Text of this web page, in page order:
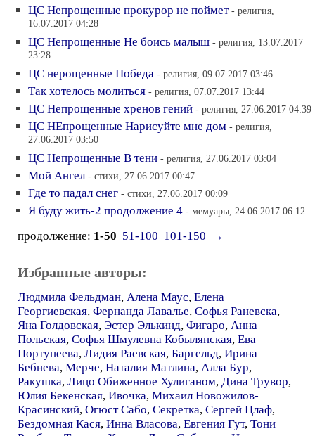
ЦС Непрощенные прокурор не поймет - религия,
16.07.2017 04:28
ЦС Непрощенные Не боись малыш - религия, 13.07.2017
23:28
ЦС нерощенные Победа - религия, 09.07.2017 03:46
Так хотелось молиться - религия, 07.07.2017 13:44
ЦС Непрощенные хренов гений - религия, 27.06.2017 04:39
ЦС НЕпрощенные Нарисуйте мне дом - религия,
27.06.2017 03:50
ЦС Непрощенные В тени - религия, 27.06.2017 03:04
Мой Ангел - стихи, 27.06.2017 00:47
Где то падал снег - стихи, 27.06.2017 00:09
Я буду жить-2 продолжение 4 - мемуары, 24.06.2017 06:12
продолжение: 1-50 51-100 101-150 →
Избранные авторы:
Людмила Фельдман, Алена Маус, Елена
Георгиевская, Фернанда Лавалье, Софья Раневска,
Яна Голдовская, Эстер Элькинд, Фигаро, Анна
Польская, Софья Шмулевна Кобылянская, Ева
Портупеева, Лидия Раевская, Баргельд, Ирина
Бебнева, Мерче, Наталия Матлина, Алла Бур,
Ракушка, Лицо Обиженное Хулиганом, Дина Трувор,
Юлия Бекенская, Ивочка, Михаил Новожилов-
Красинский, Огюст Сабо, Секретка, Сергей Цлаф,
Бездомная Кася, Инна Власова, Евгения Гут, Тони